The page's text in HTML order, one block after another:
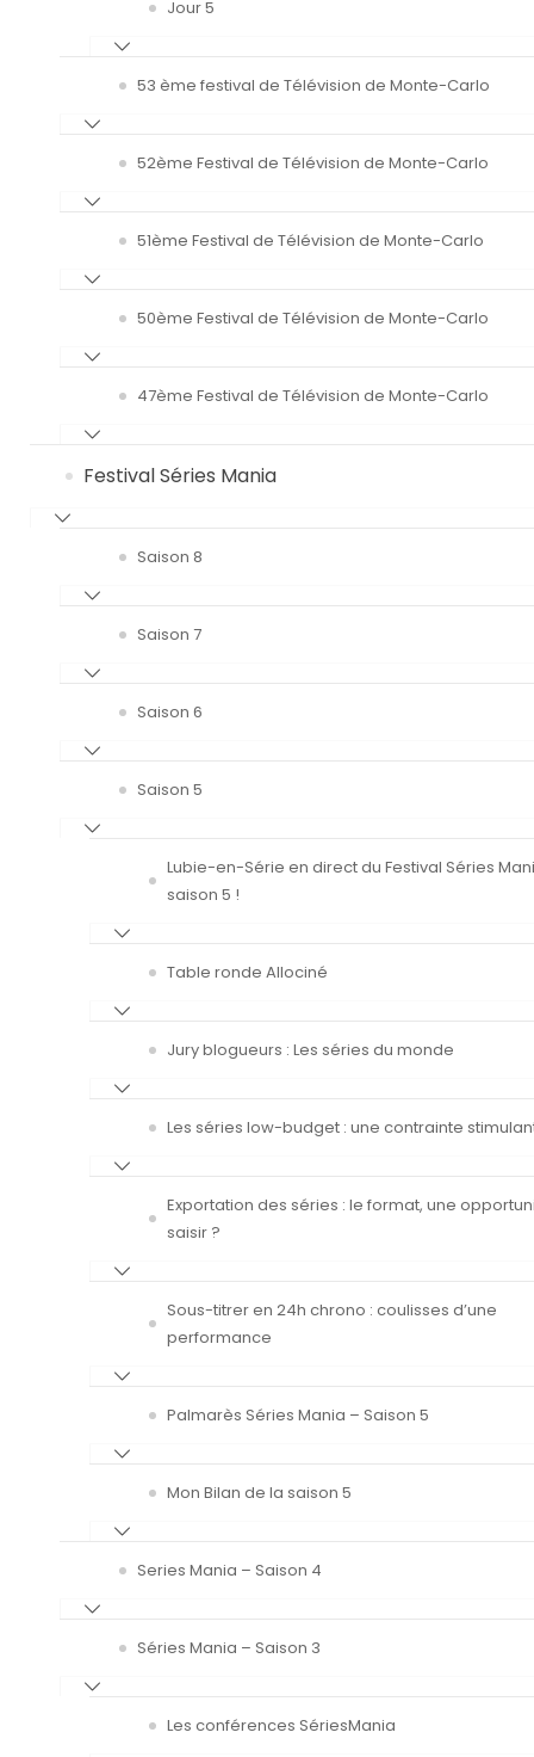
Jour 5
53 ème festival de Télévision de Monte-Carlo
52ème Festival de Télévision de Monte-Carlo
51ème Festival de Télévision de Monte-Carlo
50ème Festival de Télévision de Monte-Carlo
47ème Festival de Télévision de Monte-Carlo
Festival Séries Mania
Saison 8
Saison 7
Saison 6
Saison 5
Lubie-en-Série en direct du Festival Séries
saison 5 !
Table ronde Allociné
Jury blogueurs : Les séries du monde
Les séries low-budget : une contrainte
Exportation des séries : le format, une
saisir ?
Sous-titrer en 24h chrono : coulisses d’une
performance
Palmarès Séries Mania – Saison 5
Mon Bilan de la saison 5
Series Mania – Saison 4
Séries Mania – Saison 3
Les conférences SériesMania